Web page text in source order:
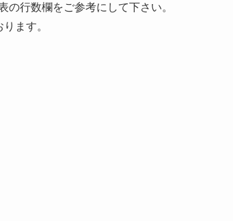
行数欄をご参考にして下さい。
ます。